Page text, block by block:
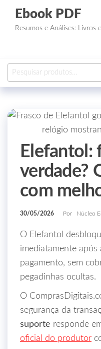
Ebook PDF
Resumos e Análises:
Elefantol:
verdade?
com
30/05/2026 Por Núcleo
O Elefantol
imediatamente após
pagamento, sem
pegadinhas ocultas.
O
segurança da
suporte responde
oficial do produtor